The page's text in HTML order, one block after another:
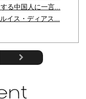
る中国人に一言...
イス・ディアス...